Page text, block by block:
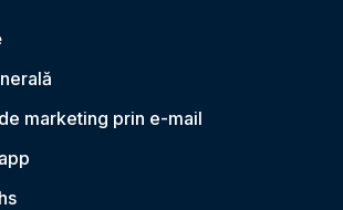
marketing prin e-mail
s